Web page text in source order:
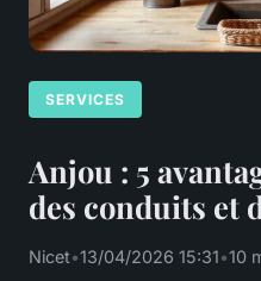
SERVICES
Anjou : 5
des conduits et
Nicet•13/04/2026 15:31•10